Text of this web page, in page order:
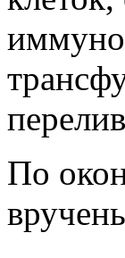
По